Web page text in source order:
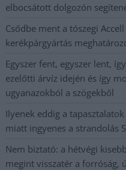
elbocsátott dolgozón
Csődbe ment a tószegi
kerékpárgyártás
Egyszer fent, egyszer lent,
ezelőtti árvíz idején és így
ugyanazokból a szögekből
Ilyenek eddig a
miatt ingyenes a strandolás
Nem biztató: a hétvégi
megint visszatér a forróság,